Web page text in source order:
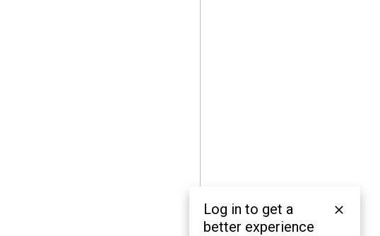
Log in to get a
better experience